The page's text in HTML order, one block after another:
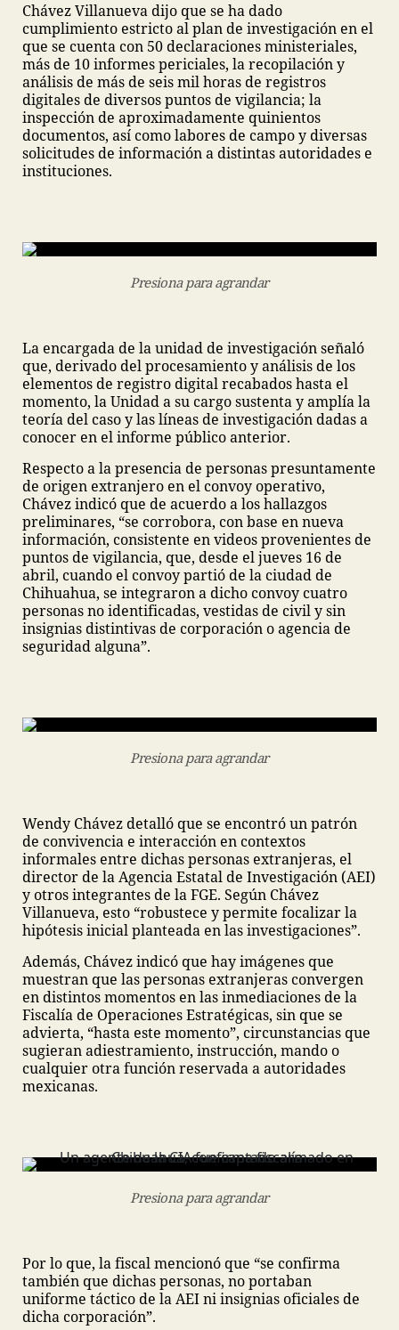
Chávez Villanueva dijo que se ha dado
cumplimiento estricto al plan de investigación en el
que se cuenta con 50 declaraciones ministeriales,
más de 10 informes periciales, la recopilación y
análisis de más de seis mil horas de registros
digitales de diversos puntos de vigilancia; la
inspección de aproximadamente quinientos
documentos, así como labores de campo y diversas
solicitudes de información a distintas autoridades e
instituciones.
Presiona para agrandar
La encargada de la unidad de investigación señaló
que, derivado del procesamiento y análisis de los
elementos de registro digital recabados hasta el
momento, la Unidad a su cargo sustenta y amplía la
teoría del caso y las líneas de investigación dadas a
conocer en el informe público anterior.
Respecto a la presencia de personas presuntamente
de origen extranjero en el convoy operativo,
Chávez indicó que de acuerdo a los hallazgos
preliminares, “se corrobora, con base en nueva
información, consistente en videos provenientes de
puntos de vigilancia, que, desde el jueves 16 de
abril, cuando el convoy partió de la ciudad de
Chihuahua, se integraron a dicho convoy cuatro
personas no identificadas, vestidas de civil y sin
insignias distintivas de corporación o agencia de
seguridad alguna”.
Presiona para agrandar
Wendy Chávez detalló que se encontró un patrón
de convivencia e interacción en contextos
informales entre dichas personas extranjeras, el
director de la Agencia Estatal de Investigación (AEI)
y otros integrantes de la FGE. Según Chávez
Villanueva, esto “robustece y permite focalizar la
hipótesis inicial planteada en las investigaciones”.
Además, Chávez indicó que hay imágenes que
muestran que las personas extranjeras convergen
en distintos momentos en las inmediaciones de la
Fiscalía de Operaciones Estratégicas, sin que se
advierta, “hasta este momento”, circunstancias que
sugieran adiestramiento, instrucción, mando o
cualquier otra función reservada a autoridades
mexicanas.
Presiona para agrandar
Por lo que, la fiscal mencionó que “se confirma
también que dichas personas, no portaban
uniforme táctico de la AEI ni insignias oficiales de
dicha corporación”.